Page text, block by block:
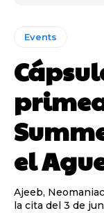
Events
el
Ajeeb,
la cita del 3 de